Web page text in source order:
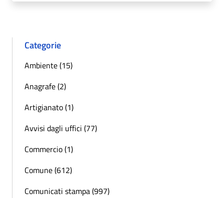
Categorie
Ambiente (15)
Anagrafe (2)
Artigianato (1)
Avvisi dagli uffici (77)
Commercio (1)
Comune (612)
Comunicati stampa (997)